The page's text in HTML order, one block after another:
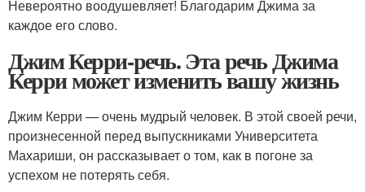
Невероятно воодушевляет! Благодарим Джима за
каждое его слово.
Джим Керри-речь. Эта речь Джима
Керри может изменить вашу жизнь
Джим Керри — очень мудрый человек. В этой своей речи,
произнесенной перед выпускниками Университета
Махариши, он рассказывает о том, как в погоне за
успехом не потерять себя.